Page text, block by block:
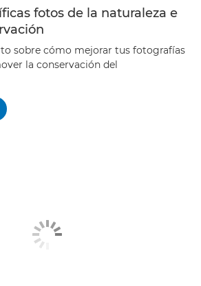
fotos de la naturaleza e
sobre cómo mejorar tus fotografías
la conservación del